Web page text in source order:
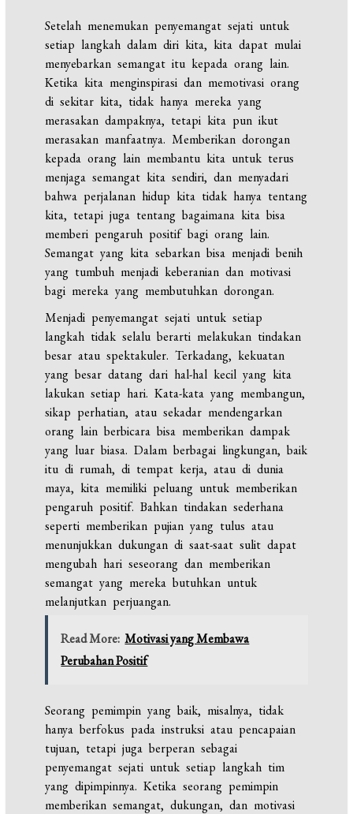
Setelah menemukan penyemangat sejati untuk
setiap langkah dalam diri kita, kita dapat mulai
menyebarkan semangat itu kepada orang lain.
Ketika kita menginspirasi dan memotivasi orang
di sekitar kita, tidak hanya mereka yang
merasakan dampaknya, tetapi kita pun ikut
merasakan manfaatnya. Memberikan dorongan
kepada orang lain membantu kita untuk terus
menjaga semangat kita sendiri, dan menyadari
bahwa perjalanan hidup kita tidak hanya tentang
kita, tetapi juga tentang bagaimana kita bisa
memberi pengaruh positif bagi orang lain.
Semangat yang kita sebarkan bisa menjadi benih
yang tumbuh menjadi keberanian dan motivasi
bagi mereka yang membutuhkan dorongan.
Menjadi penyemangat sejati untuk setiap
langkah tidak selalu berarti melakukan tindakan
besar atau spektakuler. Terkadang, kekuatan
yang besar datang dari hal-hal kecil yang kita
lakukan setiap hari. Kata-kata yang membangun,
sikap perhatian, atau sekadar mendengarkan
orang lain berbicara bisa memberikan dampak
yang luar biasa. Dalam berbagai lingkungan, baik
itu di rumah, di tempat kerja, atau di dunia
maya, kita memiliki peluang untuk memberikan
pengaruh positif. Bahkan tindakan sederhana
seperti memberikan pujian yang tulus atau
menunjukkan dukungan di saat-saat sulit dapat
mengubah hari seseorang dan memberikan
semangat yang mereka butuhkan untuk
melanjutkan perjuangan.
Read More: Motivasi yang Membawa
Perubahan Positif
Seorang pemimpin yang baik, misalnya, tidak
hanya berfokus pada instruksi atau pencapaian
tujuan, tetapi juga berperan sebagai
penyemangat sejati untuk setiap langkah tim
yang dipimpinnya. Ketika seorang pemimpin
memberikan semangat, dukungan, dan motivasi